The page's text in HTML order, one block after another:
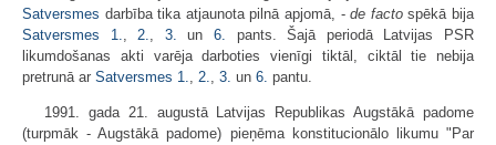
Satversmes darbība tika atjaunota pilnā apjomā, -de factospēkā bija
Satversmes
1.,2., 3.un6. pants. Šajā periodā Latvijas PSR
likumdošanas akti varēja darboties vienīgi tiktāl, ciktāl tie nebija
pretrunā ar Satversmes 1., 2., 3. un 6. pantu.
1991. gada 21. augustā Latvijas Republikas Augstākā padome
(turpmāk - Augstākā padome) pieņēma konstitucionālo likumu "Par